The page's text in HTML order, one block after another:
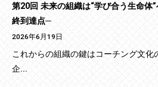
第20回 未来の組織は“学び合う生命体
終到達点─
2026年6月19日
これからの組織の鍵はコーチング文化
企...